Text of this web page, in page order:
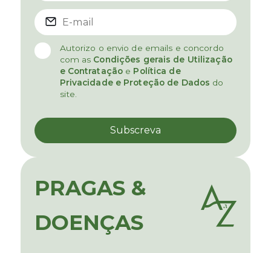
Autorizo o envio de emails e concordo
com as Condições gerais de Utilização
e Contratação e Política de
Privacidade e Proteção de Dados do
site.
PRAGAS &
DOENÇAS